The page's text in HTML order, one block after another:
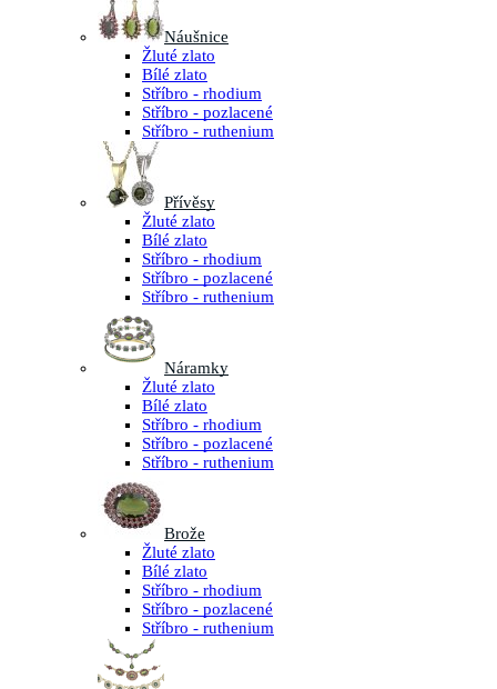
Náušnice
Žluté zlato
Bílé zlato
Stříbro - rhodium
Stříbro - pozlacené
Stříbro - ruthenium
Přívěsy
Žluté zlato
Bílé zlato
Stříbro - rhodium
Stříbro - pozlacené
Stříbro - ruthenium
Náramky
Žluté zlato
Bílé zlato
Stříbro - rhodium
Stříbro - pozlacené
Stříbro - ruthenium
Brože
Žluté zlato
Bílé zlato
Stříbro - rhodium
Stříbro - pozlacené
Stříbro - ruthenium